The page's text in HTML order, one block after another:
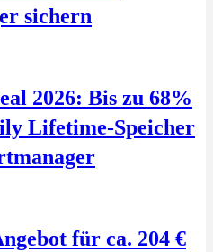
sichern
2026: Bis zu 68%
Lifetime-Speicher
für ca. 204 €